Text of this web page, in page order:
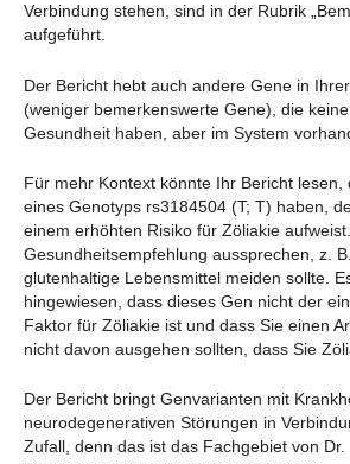
Verbindung stehen, sind in der Rubrik
aufgeführt.
Der Bericht hebt auch andere Gene in
(weniger bemerkenswerte Gene), die
Gesundheit haben, aber im System
Für mehr Kontext könnte Ihr Bericht lesen,
eines Genotyps rs3184504 (T; T) haben,
einem erhöhten Risiko für Zöliakie
Gesundheitsempfehlung aussprechen, z.
glutenhaltige Lebensmittel meiden sollte.
hingewiesen, dass dieses Gen nicht der
Faktor für Zöliakie ist und dass Sie einen
nicht davon ausgehen sollten, dass Sie
Der Bericht bringt Genvarianten mit
neurodegenerativen Störungen in
Zufall, denn das ist das Fachgebiet von